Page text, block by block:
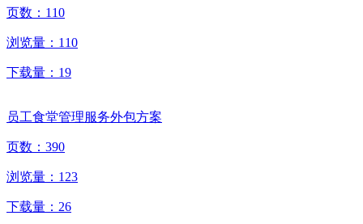
页数： 110
浏览量： 110
下载量： 19
员工食堂管理服务外包方案
页数： 390
浏览量： 123
下载量： 26